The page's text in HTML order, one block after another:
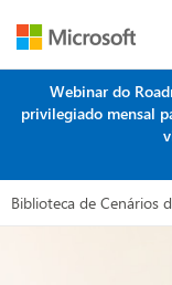
Webinar do
privilegiado mensal
Biblioteca de Cenários